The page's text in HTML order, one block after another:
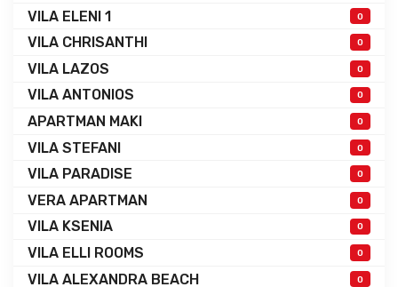
VILA ELENI 1 0
VILA CHRISANTHI 0
VILA LAZOS 0
VILA ANTONIOS 0
APARTMAN MAKI 0
VILA STEFANI 0
VILA PARADISE 0
VERA APARTMAN 0
VILA KSENIA 0
VILA ELLI ROOMS 0
VILA ALEXANDRA BEACH 0